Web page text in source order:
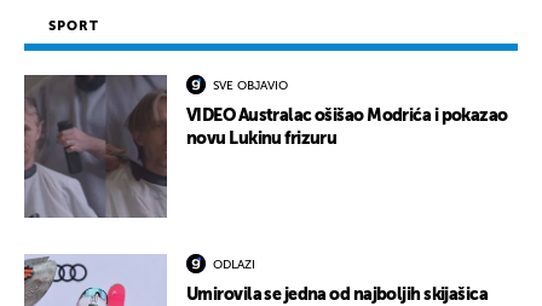
SPORT
SVE OBJAVIO
VIDEO Australac ošišao Modrića i pokazao
novu Lukinu frizuru
ODLAZI
Umirovila se jedna od najboljih skijašica